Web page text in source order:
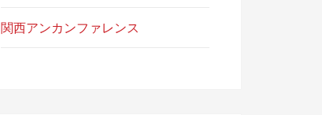
関西アンカンファレンス